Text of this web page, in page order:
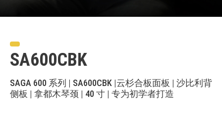
SA600CBK
SAGA 600 系列 | SA600CBK |云杉合板面板 | 沙比利背
侧板 | 拿都木琴颈 | 40 寸 | 专为初学者打造